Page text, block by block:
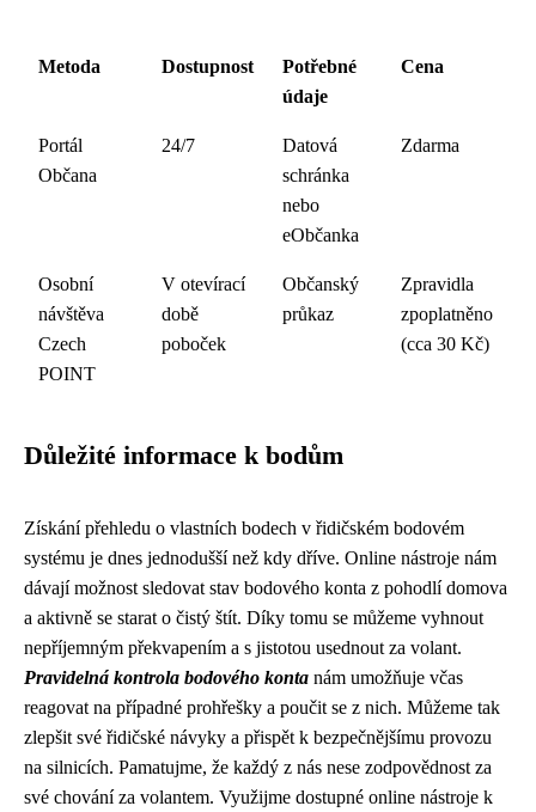
Metoda Dostupnost
Potřebné
údaje
Cena
Portál
Občana
24/7
Datová
schránka
nebo
eObčanka
Zdarma
Osobní
návštěva
Czech
POINT
V otevírací
době
poboček
Občanský
průkaz
Zpravidla
zpoplatněno
(cca 30 Kč)
Důležité informace k bodům
Získání přehledu o vlastních bodech v řidičském bodovém
systému je dnes jednodušší než kdy dříve. Online nástroje nám
dávají možnost sledovat stav bodového konta z pohodlí domova
a aktivně se starat o čistý štít. Díky tomu se můžeme vyhnout
nepříjemným překvapením a s jistotou usednout za volant.
Pravidelná kontrola bodového konta nám umožňuje včas
reagovat na případné prohřešky a poučit se z nich. Můžeme tak
zlepšit své řidičské návyky a přispět k bezpečnějšímu provozu
na silnicích. Pamatujme, že každý z nás nese zodpovědnost za
své chování za volantem. Využijme dostupné online nástroje k